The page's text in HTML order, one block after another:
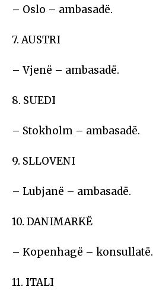
– Oslo – ambasadë.
7. AUSTRI
– Vjenë – ambasadë.
8. SUEDI
– Stokholm – ambasadë.
9. SLLOVENI
– Lubjanë – ambasadë.
10. DANIMARKË
– Kopenhagë – konsullatë.
11. ITALI